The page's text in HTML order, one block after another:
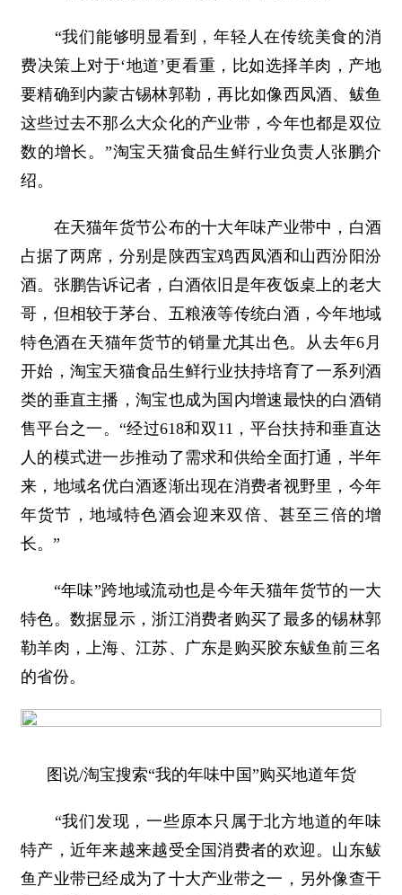
“我们能够明显看到，年轻人在传统美食的消
费决策上对于‘地道’更看重，比如选择羊肉，产地
要精确到内蒙古锡林郭勒，再比如像西凤酒、鲅鱼
这些过去不那么大众化的产业带，今年也都是双位
数的增长。”淘宝天猫食品生鲜行业负责人张鹏介
绍。
在天猫年货节公布的十大年味产业带中，白酒
占据了两席，分别是陕西宝鸡西凤酒和山西汾阳汾
酒。张鹏告诉记者，白酒依旧是年夜饭桌上的老大
哥，但相较于茅台、五粮液等传统白酒，今年地域
特色酒在天猫年货节的销量尤其出色。从去年6月
开始，淘宝天猫食品生鲜行业扶持培育了一系列酒
类的垂直主播，淘宝也成为国内增速最快的白酒销
售平台之一。“经过618和双11，平台扶持和垂直达
人的模式进一步推动了需求和供给全面打通，半年
来，地域名优白酒逐渐出现在消费者视野里，今年
年货节，地域特色酒会迎来双倍、甚至三倍的增
长。”
“年味”跨地域流动也是今年天猫年货节的一大
特色。数据显示，浙江消费者购买了最多的锡林郭
勒羊肉，上海、江苏、广东是购买胶东鲅鱼前三名
的省份。
图说/淘宝搜索“我的年味中国”购买地道年货
“我们发现，一些原本只属于北方地道的年味
特产，近年来越来越受全国消费者的欢迎。山东鲅
鱼产业带已经成为了十大产业带之一，另外像查干